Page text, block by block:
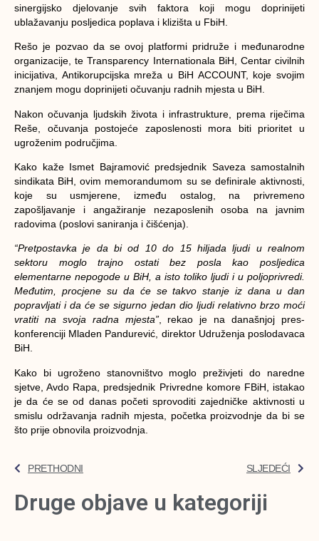
sinergijsko djelovanje svih faktora koji mogu doprinijeti
ublažavanju posljedica poplava i klizišta u FbiH.
Rešo je pozvao da se ovoj platformi pridruže i međunarodne
organizacije, te Transparency Internationala BiH, Centar civilnih
inicijativa, Antikorupcijska mreža u BiH ACCOUNT, koje svojim
znanjem mogu doprinijeti očuvanju radnih mjesta u BiH.
Nakon očuvanja ljudskih života i infrastrukture, prema riječima
Reše, očuvanja postojeće zaposlenosti mora biti prioritet u
ugroženim područjima.
Kako kaže Ismet Bajramović predsjednik Saveza samostalnih
sindikata BiH, ovim memorandumom su se definirale aktivnosti,
koje su usmjerene, između ostalog, na privremeno
zapošljavanje i angažiranje nezaposlenih osoba na javnim
radovima (poslovi saniranja i čišćenja).
“Pretpostavka je da bi od 10 do 15 hiljada ljudi u realnom
sektoru moglo trajno ostati bez posla kao posljedica
elementarne nepogode u BiH, a isto toliko ljudi i u poljoprivredi.
Međutim, procjene su da će se takvo stanje iz dana u dan
popravljati i da će se sigurno jedan dio ljudi relativno brzo moći
vratiti na svoja radna mjesta”, rekao je na današnjoj pres-
konferenciji Mladen Pandurević, direktor Udruženja poslodavaca
BiH.
Kako bi ugroženo stanovništvo moglo preživjeti do naredne
sjetve, Avdo Rapa, predsjednik Privredne komore FBiH, istakao
je da će se od danas početi sprovoditi zajedničke aktivnosti u
smislu održavanja radnih mjesta, početka proizvodnje da bi se
što prije obnovila proizvodnja.
PRETHODNI SLJEDEĆI
Druge objave u kategoriji